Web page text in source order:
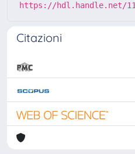
https://hdl.handle.net/
Citazioni